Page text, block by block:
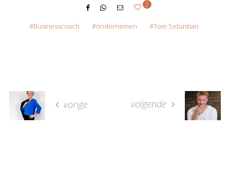
2
Businesscoach ondernemen Tom Sebastian
vorige volgende